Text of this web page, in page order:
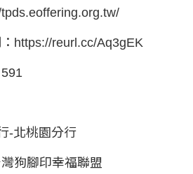
https://reurl.cc/Aq3gEK
-北桃園分行
狗腳印幸福聯盟